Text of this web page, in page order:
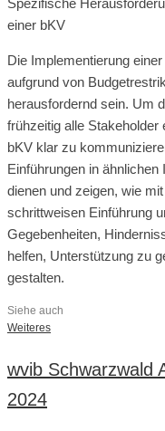
einer bKV
Die Implementierung
aufgrund von
herausfordernd sein. Um
frühzeitig alle Stakeholder
bKV klar zu
Einführungen in
dienen und zeigen, wie
schrittweisen Einführung
Gegebenheiten,
helfen, Unterstützung zu
gestalten.
Siehe auch
Weiteres
wvib Schwarzwald
2024